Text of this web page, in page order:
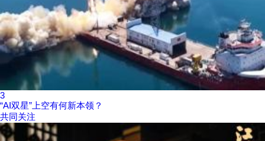
3
“AI双星”上空有何新本领？
共同关注